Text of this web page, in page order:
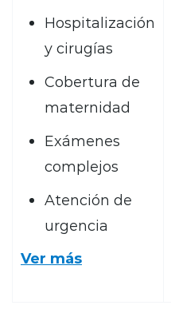
Hospitalización
y cirugías
Cobertura de
maternidad
Exámenes
complejos
Atención de
urgencia
Ver más